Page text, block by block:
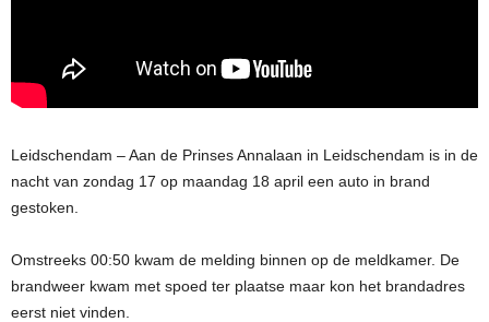
Leidschendam – Aan de Prinses Annalaan in Leidschendam is in de
nacht van zondag 17 op maandag 18 april een auto in brand
gestoken.
Omstreeks 00:50 kwam de melding binnen op de meldkamer. De
brandweer kwam met spoed ter plaatse maar kon het brandadres
eerst niet vinden.